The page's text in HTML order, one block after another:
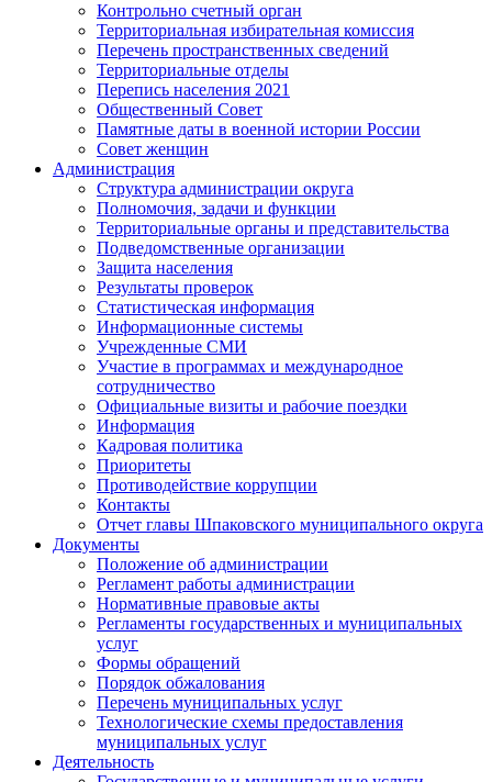
Контрольно счетный орган
Территориальная избирательная комиссия
Перечень пространственных сведений
Территориальные отделы
Перепись населения 2021
Общественный Совет
Памятные даты в военной истории России
Совет женщин
Администрация
Структура администрации округа
Полномочия, задачи и функции
Территориальные органы и представительства
Подведомственные организации
Защита населения
Результаты проверок
Статистическая информация
Информационные системы
Учрежденные СМИ
Участие в программах и международное
сотрудничество
Официальные визиты и рабочие поездки
Информация
Кадровая политика
Приоритеты
Противодействие коррупции
Контакты
Отчет главы Шпаковского муниципального округа
Документы
Положение об администрации
Регламент работы администрации
Нормативные правовые акты
Регламенты государственных и муниципальных
услуг
Формы обращений
Порядок обжалования
Перечень муниципальных услуг
Технологические схемы предоставления
муниципальных услуг
Деятельность